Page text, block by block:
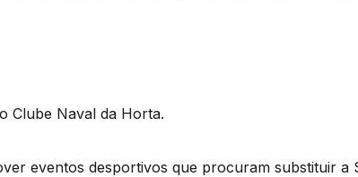
Clube Naval da Horta.
eventos desportivos que procuram substituir a